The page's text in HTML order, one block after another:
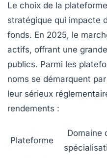
Le choix de la
stratégique qui impacte
fonds. En 2025, le
actifs, offrant une
publics. Parmi les
noms se démarquent
leur sérieux
rendements :
Plateforme
Domaine